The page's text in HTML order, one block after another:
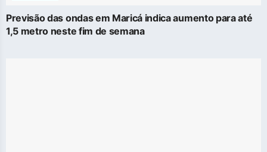
Previsão das ondas em Maricá indica aumento para até
1,5 metro neste fim de semana